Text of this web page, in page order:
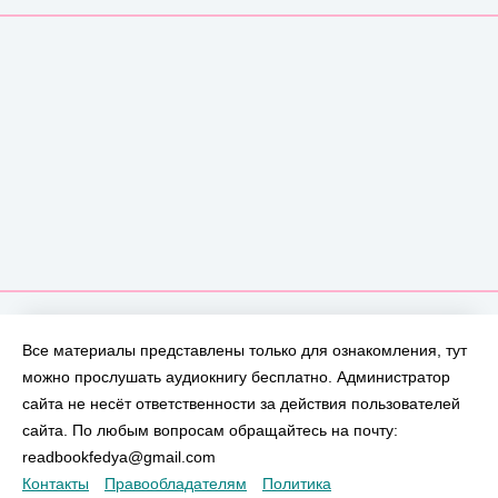
Все материалы представлены только для ознакомления, тут
можно прослушать аудиокнигу бесплатно. Администратор
сайта не несёт ответственности за действия пользователей
сайта. По любым вопросам обращайтесь на почту:
readbookfedya@gmail.com
Контакты
Правообладателям Политика